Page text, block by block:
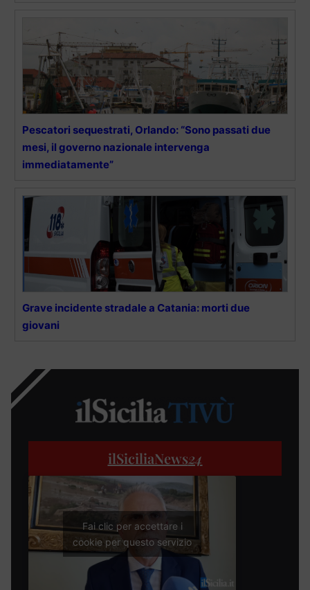
Pescatori sequestrati, Orlando: “Sono passati due
mesi, il governo nazionale intervenga
immediatamente”
Grave incidente stradale a Catania: morti due
giovani
ilSiciliaNews24
Fai clic per accettare i
cookie per questo servizio